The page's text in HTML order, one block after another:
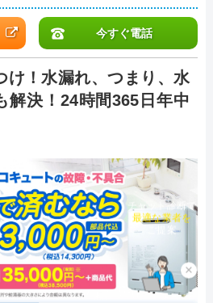
今すぐ電話
け！水漏れ、つまり、水
解決！24時間365日年中
×
チャット診断で
最適な業者を
ご提案